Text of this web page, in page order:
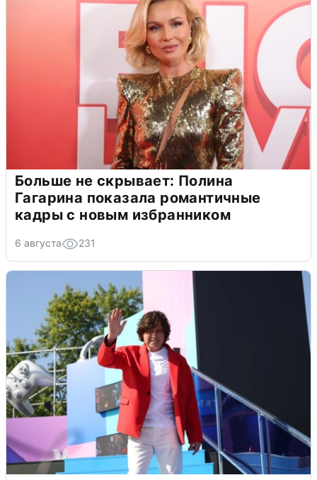
Больше не скрывает: Полина
Гагарина показала романтичные
кадры с новым избранником
6 августа 231